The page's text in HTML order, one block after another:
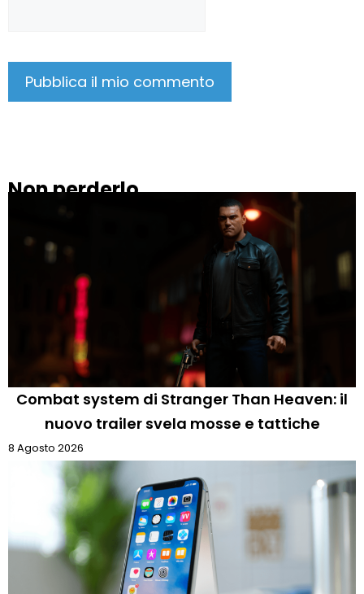
Non perderlo
Combat system di Stranger Than Heaven: il
nuovo trailer svela mosse e tattiche
8 Agosto 2026